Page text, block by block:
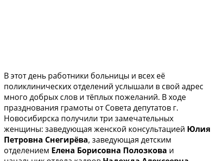
В этот день работники больницы и всех её
поликлинических отделений услышали в свой адрес
много добрых слов и тёплых пожеланий. В ходе
празднования грамоты от Совета депутатов г.
Новосибирска получили три замечательных
женщины: заведующая женской консультацией Юлия
Петровна Снегирёва, заведующая детским
отделением Елена Борисовна Полозкова и